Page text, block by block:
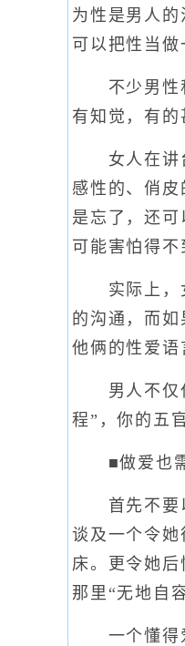
为性是男人
可以把性当做
不少男性私
有知觉，有的
女人在讲台
感性的、俏
是忘了，还
可能害怕得
实际上，女
的沟通，而
他俩的性爱语
男人不仅仅
程”，你的五
■做爱也需
首先不要以
谈及一个令她
床。更令她
那里“无地自
一个懂得爱